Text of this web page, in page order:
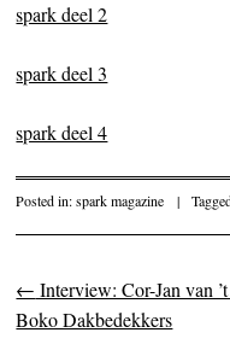
spark deel 2
spark deel 3
spark deel 4
Posted in:spark magazine |
Post
← Interview: Cor-Jan van
Boko Dakbedekkers